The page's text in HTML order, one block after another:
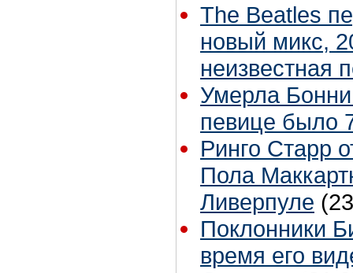
The Beatles
новый микс,
неизвестная
Умерла
певице было
Ринго Старр
Пола
Ливерпуле
Поклонники
время его